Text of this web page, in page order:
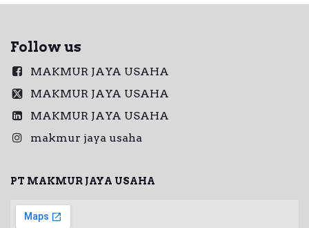
Follow us
MAKMUR JAYA USAHA
MAKMUR JAYA USAHA
MAKMUR JAYA USAHA
makmur jaya usaha
PT MAKMUR JAYA USAHA